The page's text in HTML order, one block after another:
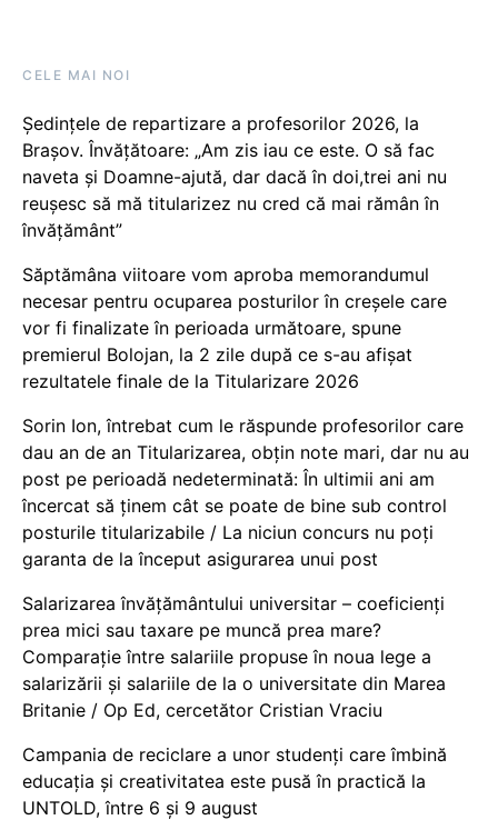
CELE MAI NOI
Ședințele de repartizare a profesorilor 2026, la
Brașov. Învățătoare: „Am zis iau ce este. O să fac
naveta și Doamne-ajută, dar dacă în doi,trei ani nu
reușesc să mă titularizez nu cred că mai rămân în
învățământ”
Săptămâna viitoare vom aproba memorandumul
necesar pentru ocuparea posturilor în creșele care
vor fi finalizate în perioada următoare, spune
premierul Bolojan, la 2 zile după ce s-au afișat
rezultatele finale de la Titularizare 2026
Sorin Ion, întrebat cum le răspunde profesorilor care
dau an de an Titularizarea, obțin note mari, dar nu au
post pe perioadă nedeterminată: În ultimii ani am
încercat să ținem cât se poate de bine sub control
posturile titularizabile / La niciun concurs nu poți
garanta de la început asigurarea unui post
Salarizarea învățământului universitar – coeficienți
prea mici sau taxare pe muncă prea mare?
Comparație între salariile propuse în noua lege a
salarizării și salariile de la o universitate din Marea
Britanie / Op Ed, cercetător Cristian Vraciu
Campania de reciclare a unor studenți care îmbină
educația și creativitatea este pusă în practică la
UNTOLD, între 6 și 9 august